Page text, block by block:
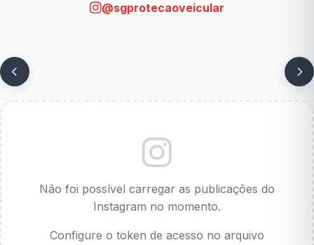
@sgprotecaoveicular
Não foi possível carregar as publicações do
Instagram no momento.
Configure o token de acesso no arquivo